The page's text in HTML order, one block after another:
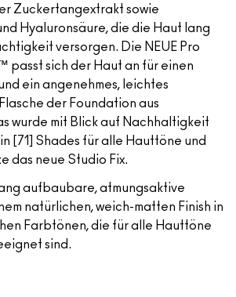
Zuckertangextrakt sowie
Hyaluronsäure, die die Haut lang
versorgen. Die NEUE Pro
passt sich der Haut an für einen
ein angenehmes, leichtes
der Foundation aus
wurde mit Blick auf Nachhaltigkeit
[71] Shades für alle Hauttöne und
das neue Studio Fix.
aufbaubare, atmungsaktive
natürlichen, weich-matten Finish in
Farbtönen, die für alle Hauttöne
sind.